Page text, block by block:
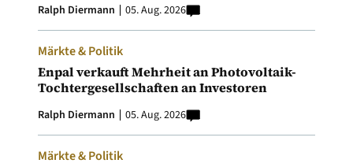
Ralph Diermann 05. Aug. 2026
Märkte & Politik
Enpal verkauft Mehrheit an Photovoltaik-
Tochtergesellschaften an Investoren
Ralph Diermann 05. Aug. 2026
Märkte & Politik